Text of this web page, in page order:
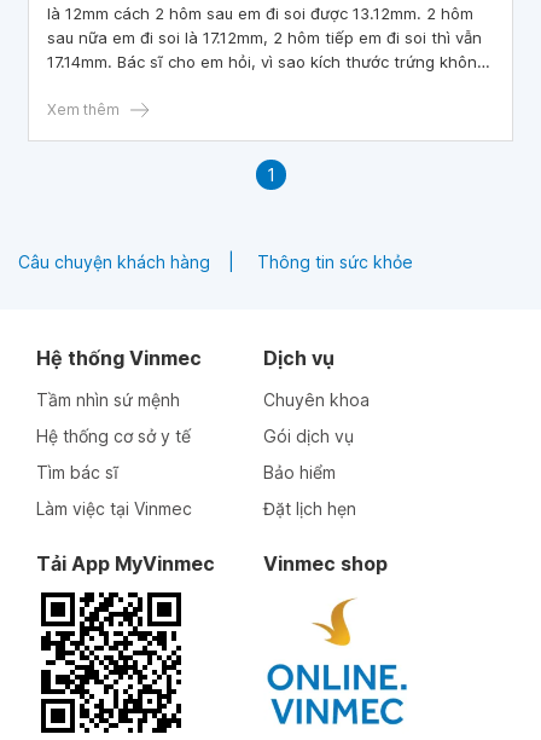
là 12mm cách 2 hôm sau em đi soi được 13.12mm. 2 hôm
sau nữa em đi soi là 17.12mm, 2 hôm tiếp em đi soi thì vẫn
17.14mm. Bác sĩ cho em hỏi, vì sao kích thước trứng không
lúc em siêu âm trứng 17.14mm là 19 ngày.
Xem thêm
1
Câu chuyện khách hàng Thông tin sức khỏe
Hệ thống Vinmec
Tầm nhìn sứ mệnh
Hệ thống cơ sở y tế
Tìm bác sĩ
Làm việc tại Vinmec
Dịch vụ
Chuyên khoa
Gói dịch vụ
Bảo hiểm
Đặt lịch hẹn
Tải App MyVinmec Vinmec shop